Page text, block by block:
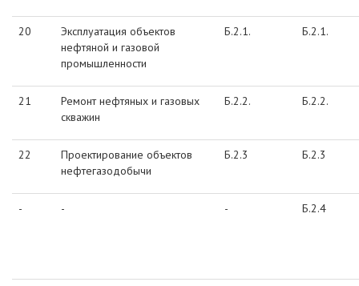
20
Эксплуатация объектов
нефтяной и газовой
промышленности
Б.2.1. Б.2.1.
21
Ремонт нефтяных и газовых
скважин
Б.2.2. Б.2.2.
22
Проектирование объектов
нефтегазодобычи
Б.2.3 Б.2.3
- - - Б.2.4